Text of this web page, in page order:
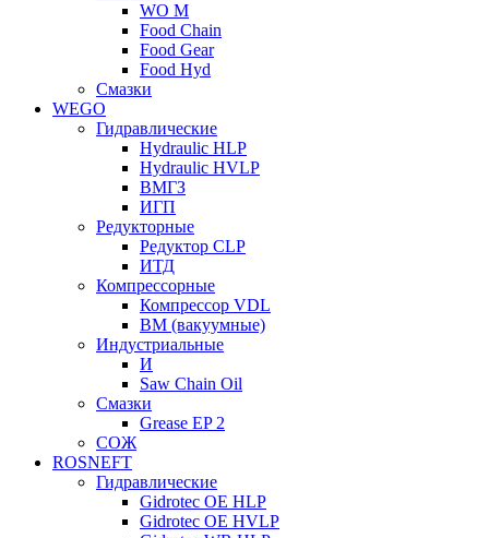
WO M
Food Chain
Food Gear
Food Hyd
Смазки
WEGO
Гидравлические
Hydraulic HLP
Hydraulic HVLP
ВМГЗ
ИГП
Редукторные
Редуктор CLP
ИТД
Компрессорные
Компрессор VDL
ВМ (вакуумные)
Индустриальные
И
Saw Chain Oil
Смазки
Grease EP 2
СОЖ
ROSNEFT
Гидравлические
Gidrotec OE HLP
Gidrotec OE HVLP